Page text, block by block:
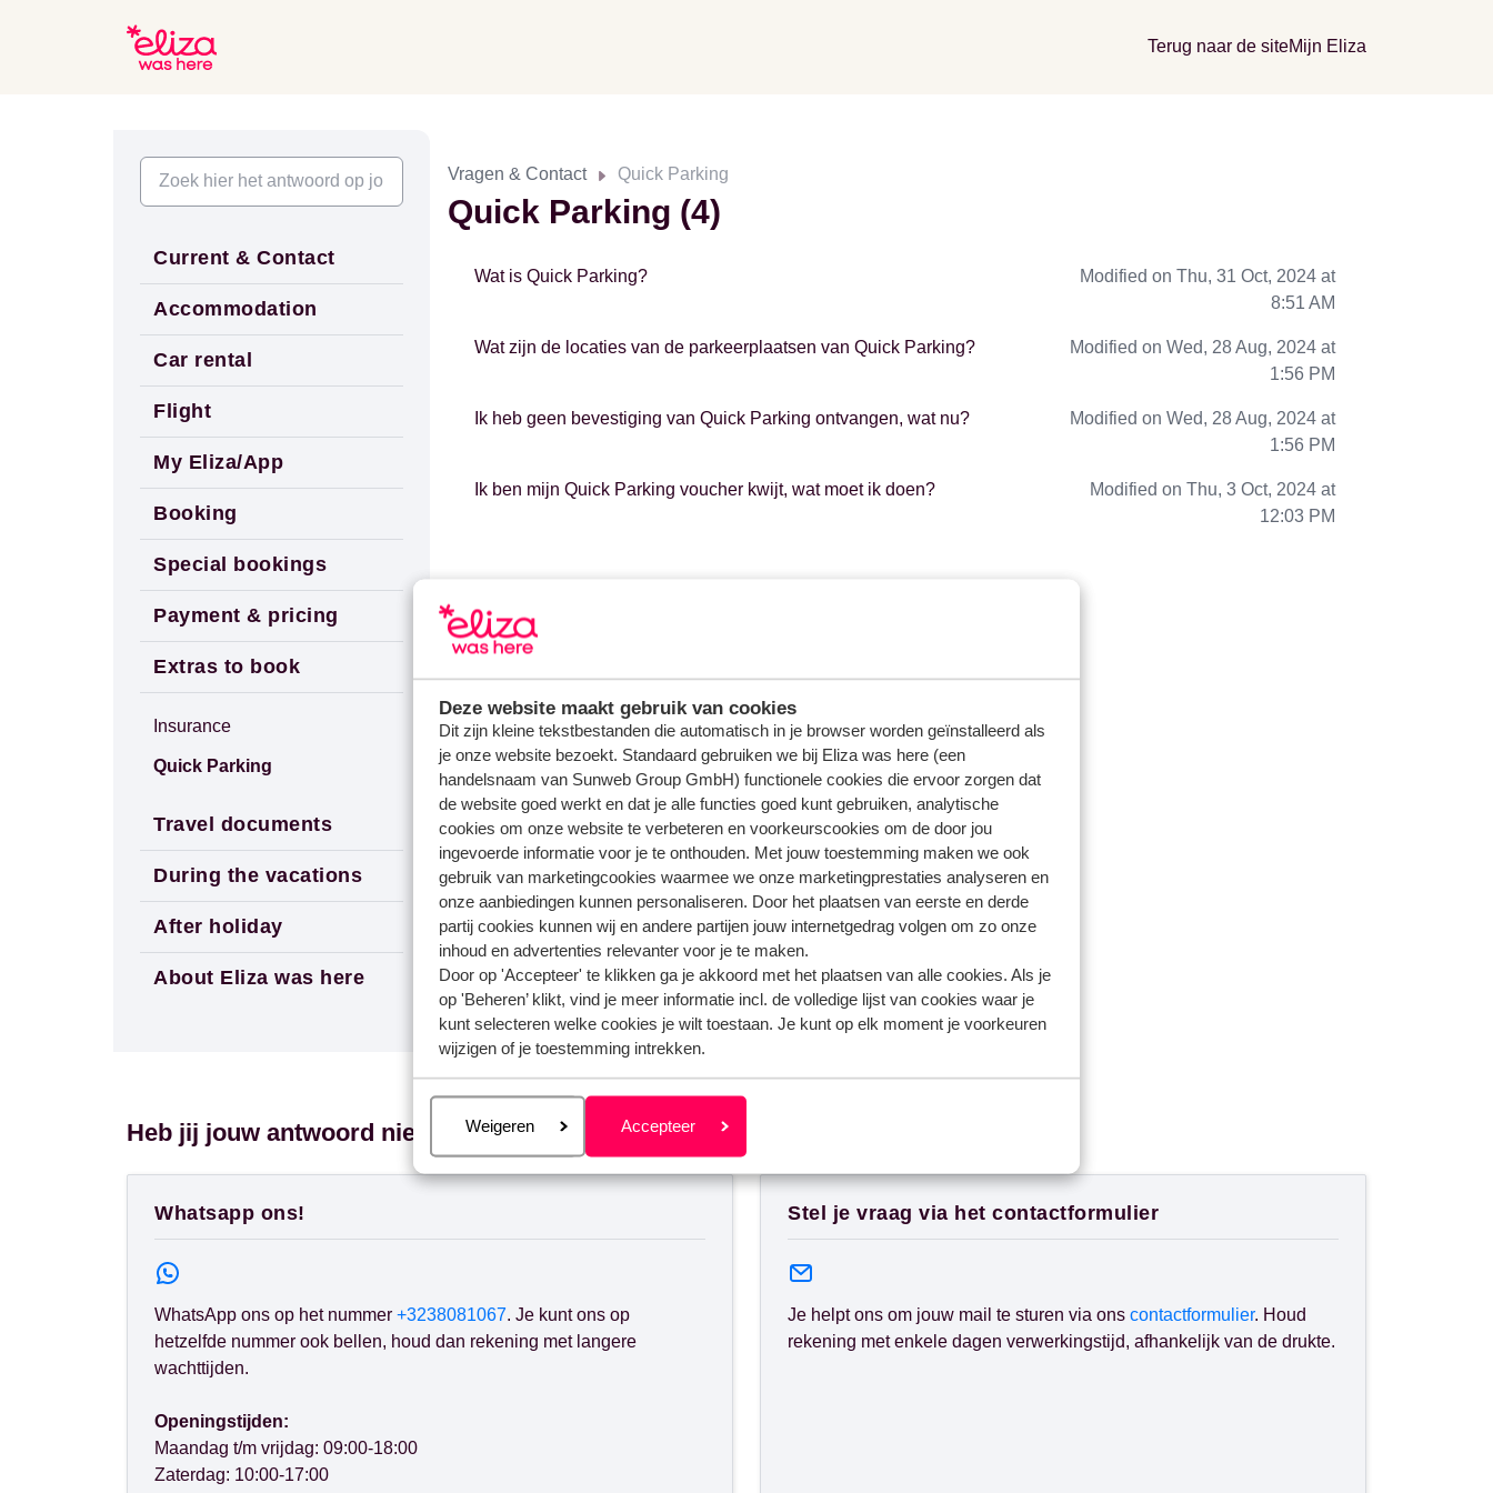
Deze website maakt gebruik van cookies
Dit zijn kleine tekstbestanden die automatisch in je browser worden geïnstalleerd als
je onze website bezoekt. Standaard gebruiken we bij Eliza was here (een
handelsnaam van Sunweb Group GmbH) functionele cookies die ervoor zorgen dat
de website goed werkt en dat je alle functies goed kunt gebruiken, analytische
cookies om onze website te verbeteren en voorkeurscookies om de door jou
ingevoerde informatie voor je te onthouden. Met jouw toestemming maken we ook
gebruik van marketingcookies waarmee we onze marketingprestaties analyseren en
onze aanbiedingen kunnen personaliseren. Door het plaatsen van eerste en derde
partij cookies kunnen wij en andere partijen jouw internetgedrag volgen om zo onze
inhoud en advertenties relevanter voor je te maken.
Door op 'Accepteer' te klikken ga je akkoord met het plaatsen van alle cookies. Als je
op 'Beheren’ klikt, vind je meer informatie incl. de volledige lijst van cookies waar je
kunt selecteren welke cookies je wilt toestaan. Je kunt op elk moment je voorkeuren
wijzigen of je toestemming intrekken.
Beheren
Weigeren Accepteer
Terug naar de siteMijn Eliza
Current & Contact
Accommodation
Car rental
Flight
My Eliza/App
Booking
Special bookings
Payment & pricing
Extras to book
Insurance
Quick Parking
Travel documents
During the vacations
After holiday
About Eliza was here
Vragen & Contact Quick Parking
Quick Parking (4)
Wat is Quick Parking?
Modified on Thu, 31 Oct, 2024 at
8:51 AM
Wat zijn de locaties van de parkeerplaatsen van Quick Parking?
Modified on Wed, 28 Aug, 2024 at
1:56 PM
Ik heb geen bevestiging van Quick Parking ontvangen, wat nu?
Modified on Wed, 28 Aug, 2024 at
1:56 PM
Ik ben mijn Quick Parking voucher kwijt, wat moet ik doen?
Modified on Thu, 3 Oct, 2024 at
12:03 PM
Heb jij jouw antwoord niet gevonden?
Whatsapp ons!
WhatsApp ons op het nummer +3238081067. Je kunt ons op
hetzelfde nummer ook bellen, houd dan rekening met langere
wachttijden.
Openingstijden:
Maandag t/m vrijdag: 09:00-18:00
Zaterdag: 10:00-17:00
Stel je vraag via het contactformulier
Je helpt ons om jouw mail te sturen via ons contactformulier. Houd
rekening met enkele dagen verwerkingstijd, afhankelijk van de drukte.